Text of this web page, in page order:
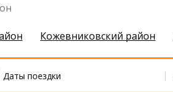
Кожевниковский район